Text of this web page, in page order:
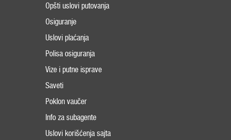
Opšti uslovi putovanja
Osiguranje
Uslovi plaćanja
Polisa osiguranja
Vize i putne isprave
Saveti
Poklon vaučer
Info za subagente
Uslovi korišćenja sajta